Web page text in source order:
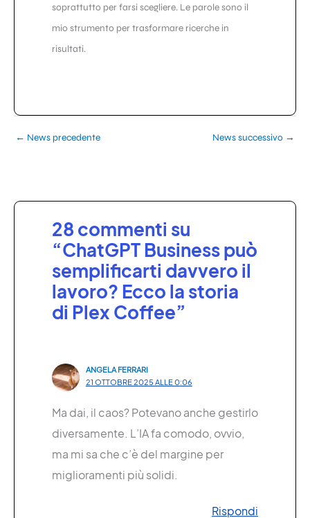
soprattutto per farsi scegliere. Le parole sono il
mio strumento per trasformare ricerche in
risultati.
← News precedente News successivo →
28 commenti su
“ChatGPT Business può
semplificarti davvero il
lavoro? Ecco la storia
di Plex Coffee”
ANGELA FERRARI
21 OTTOBRE 2025 ALLE 0:06
Ma dai, il caos? Potevano anche gestirlo
diversamente. L’IA fa comodo, ovvio,
ma mi sa che c’è del margine per
miglioramenti più solidi.
Rispondi